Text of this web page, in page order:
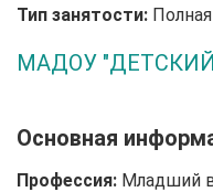
Тип занятости:
МАДОУ
Основная
Профессия: Младший